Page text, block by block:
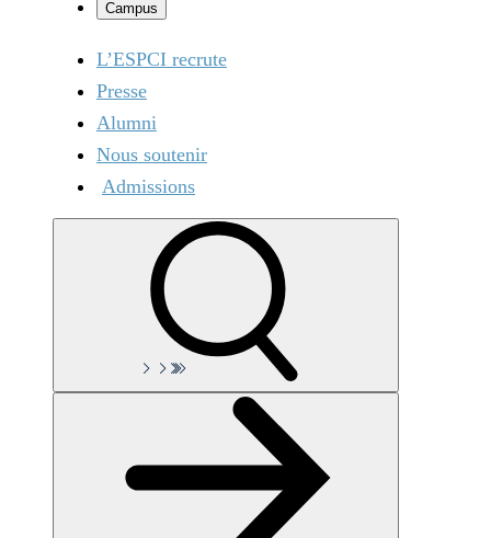
Campus
L’ESPCI recrute
Presse
Alumni
Nous soutenir
Admissions